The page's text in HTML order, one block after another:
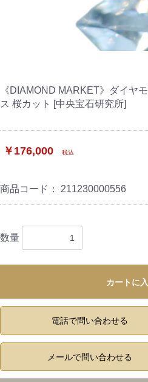
《DIAMOND MARKET》ダイヤ
ス 桜カット [中央宝石研究所]
￥176,000 税込
商品コード： 211230000556
数量
カートに
電話で問い合わせる
メールで問い合わせる